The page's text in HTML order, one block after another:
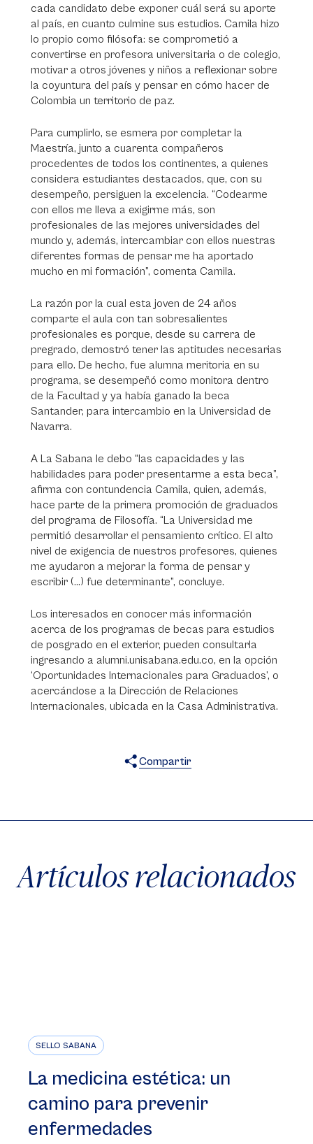
cada candidato debe exponer cuál será su aporte
al país, en cuanto culmine sus estudios. Camila hizo
lo propio como filósofa: se comprometió a
convertirse en profesora universitaria o de colegio,
motivar a otros jóvenes y niños a reflexionar sobre
la coyuntura del país y pensar en cómo hacer de
Colombia un territorio de paz.
Para cumplirlo, se esmera por completar la
Maestría, junto a cuarenta compañeros
procedentes de todos los continentes, a quienes
considera estudiantes destacados, que, con su
desempeño, persiguen la excelencia. “Codearme
con ellos me lleva a exigirme más, son
profesionales de las mejores universidades del
mundo y, además, intercambiar con ellos nuestras
diferentes formas de pensar me ha aportado
mucho en mi formación”, comenta Camila.
La razón por la cual esta joven de 24 años
comparte el aula con tan sobresalientes
profesionales es porque, desde su carrera de
pregrado, demostró tener las aptitudes necesarias
para ello. De hecho, fue alumna meritoria en su
programa, se desempeñó como monitora dentro
de la Facultad y ya había ganado la beca
Santander, para intercambio en la Universidad de
Navarra.
A La Sabana le debo “las capacidades y las
habilidades para poder presentarme a esta beca”,
afirma con contundencia Camila, quien, además,
hace parte de la primera promoción de graduados
del programa de Filosofía. “La Universidad me
permitió desarrollar el pensamiento crítico. El alto
nivel de exigencia de nuestros profesores, quienes
me ayudaron a mejorar la forma de pensar y
escribir (...) fue determinante”, concluye.
Los interesados en conocer más información
acerca de los programas de becas para estudios
de posgrado en el exterior, pueden consultarla
ingresando a alumni.unisabana.edu.co, en la opción
‘Oportunidades Internacionales para Graduados’, o
acercándose a la Dirección de Relaciones
Internacionales, ubicada en la Casa Administrativa.
Compartir
Artículos relacionados
SELLO SABANA
La medicina estética: un
camino para prevenir
enfermedades